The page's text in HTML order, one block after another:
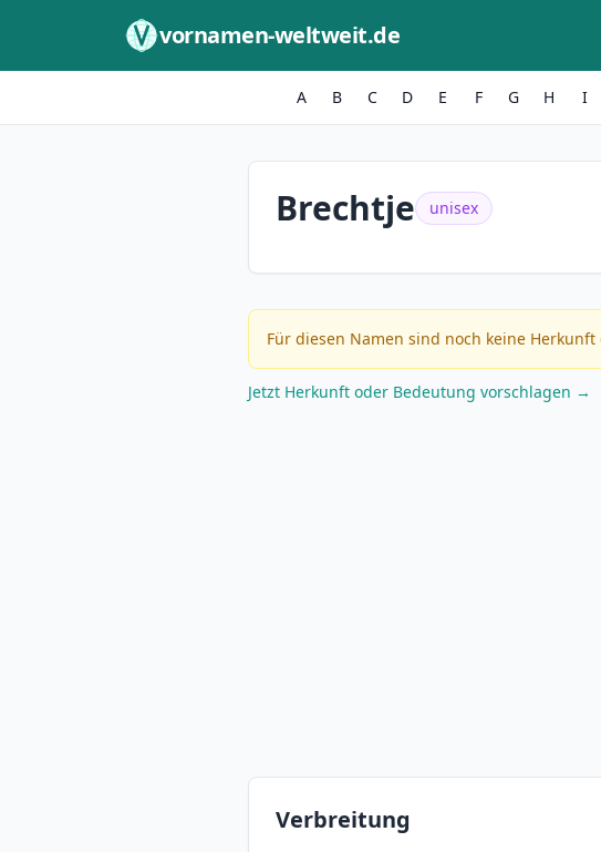
vornamen-weltweit.de
A B C D E F G H I
Brechtje unisex
Für diesen Namen sind noch keine
Jetzt Herkunft oder Bedeutung vorschlagen →
Verbreitung